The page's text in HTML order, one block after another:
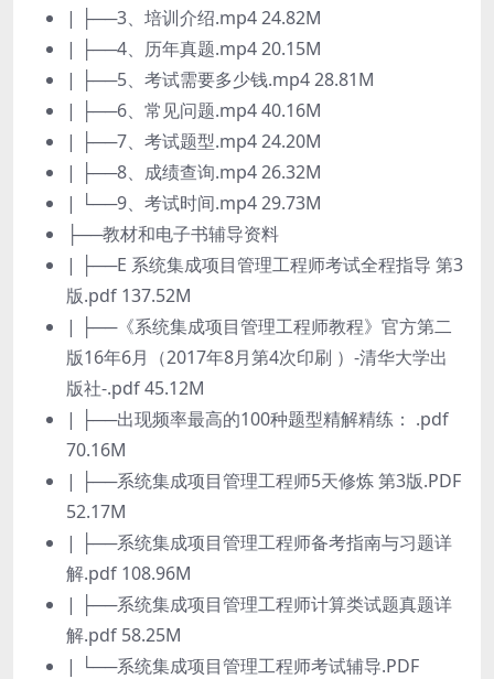
| ├──3、培训介绍.mp4 24.82M
| ├──4、历年真题.mp4 20.15M
| ├──5、考试需要多少钱.mp4 28.81M
| ├──6、常见问题.mp4 40.16M
| ├──7、考试题型.mp4 24.20M
| ├──8、成绩查询.mp4 26.32M
| └──9、考试时间.mp4 29.73M
├──教材和电子书辅导资料
| ├──E 系统集成项目管理工程师考试全程指导 第3
版.pdf 137.52M
| ├──《系统集成项目管理工程师教程》官方第二
版16年6月（2017年8月第4次印刷 ）-清华大学出
版社-.pdf 45.12M
| ├──出现频率最高的100种题型精解精练： .pdf
70.16M
| ├──系统集成项目管理工程师5天修炼 第3版.PDF
52.17M
| ├──系统集成项目管理工程师备考指南与习题详
解.pdf 108.96M
| ├──系统集成项目管理工程师计算类试题真题详
解.pdf 58.25M
| └──系统集成项目管理工程师考试辅导.PDF